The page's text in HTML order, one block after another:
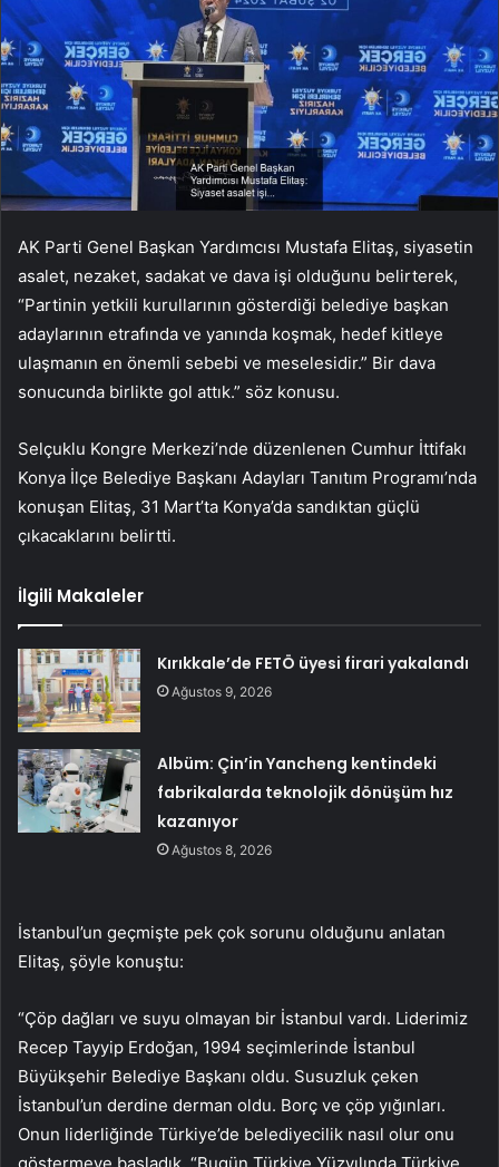
AK Parti Genel Başkan Yardımcısı Mustafa Elitaş, siyasetin
asalet, nezaket, sadakat ve dava işi olduğunu belirterek,
“Partinin yetkili kurullarının gösterdiği belediye başkan
adaylarının etrafında ve yanında koşmak, hedef kitleye
ulaşmanın en önemli sebebi ve meselesidir.” Bir dava
sonucunda birlikte gol attık.” söz konusu.
Selçuklu Kongre Merkezi’nde düzenlenen Cumhur İttifakı
Konya İlçe Belediye Başkanı Adayları Tanıtım Programı’nda
konuşan Elitaş, 31 Mart’ta Konya’da sandıktan güçlü
çıkacaklarını belirtti.
İlgili Makaleler
Kırıkkale’de FETÖ üyesi firari yakalandı
Ağustos 9, 2026
Albüm: Çin’in Yancheng kentindeki
fabrikalarda teknolojik dönüşüm hız
kazanıyor
Ağustos 8, 2026
İstanbul’un geçmişte pek çok sorunu olduğunu anlatan
Elitaş, şöyle konuştu:
“Çöp dağları ve suyu olmayan bir İstanbul vardı. Liderimiz
Recep Tayyip Erdoğan, 1994 seçimlerinde İstanbul
Büyükşehir Belediye Başkanı oldu. Susuzluk çeken
İstanbul’un derdine derman oldu. Borç ve çöp yığınları.
Onun liderliğinde Türkiye’de belediyecilik nasıl olur onu